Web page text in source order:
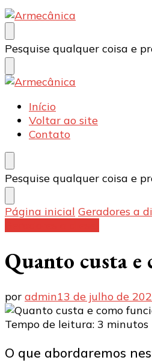
Armecânica
Blog
Procurando
algo?
Pesquise qualquer coisa e
Armecânica
Blog
Início
Voltar ao site
Contato
Procurando
algo?
Pesquise qualquer coisa e
Página inicial Geradores a
Quanto custa e
por admin13 de julho de
Tempo de leitura: 3 minutos
O que abordaremos